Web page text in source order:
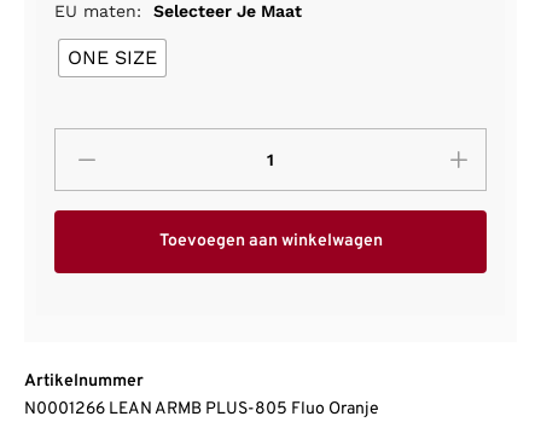
EU maten:
Selecteer Je Maat
ONE SIZE
Toevoegen aan winkelwagen
Artikelnummer
N0001266 LEAN ARMB PLUS-805 Fluo Oranje